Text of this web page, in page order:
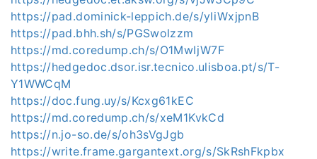
https://pad.dominick-leppich.de/s/yIiWxjpnB
https://pad.bhh.sh/s/PGSwolzzm
https://md.coredump.ch/s/O1MwIjW7F
https://hedgedoc.dsor.isr.tecnico.ulisboa.pt/s/T-
Y1WWCqM
https://doc.fung.uy/s/Kcxg61kEC
https://md.coredump.ch/s/xeM1KvkCd
https://n.jo-so.de/s/oh3sVgJgb
https://write.frame.gargantext.org/s/SkRshFkpbx